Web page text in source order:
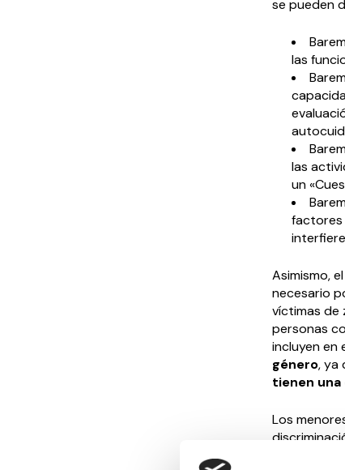
se pueden
las
las
un
factores
Asimismo,
necesario
víctimas de
personas
incluyen en
género, ya
tienen
Los